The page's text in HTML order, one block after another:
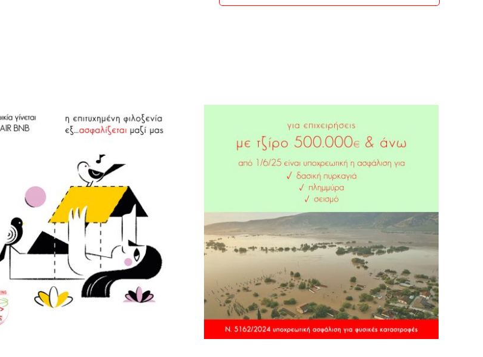
Υποχρεωτική ασφάλιση
επιχειρήσεων με τζίρο άνω
των 500000 ευρώ